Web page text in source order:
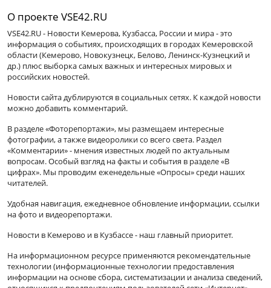
О проекте VSE42.RU
VSE42.RU - Новости Кемерова, Кузбасса, России и мира - это
информация о событиях, происходящих в городах Кемеровской
области (Кемерово, Новокузнецк, Белово, Ленинск-Кузнецкий и
др.) плюс выборка самых важных и интересных мировых и
российских новостей.
Новости сайта дублируются в социальных сетях. К каждой новости
можно добавить комментарий.
В разделе «Фоторепортажи», мы размещаем интересные
фотографии, а также видеоролики со всего света. Раздел
«Комментарии» - мнения известных людей по актуальным
вопросам. Особый взгляд на факты и события в разделе «В
цифрах». Мы проводим еженедельные «Опросы» среди наших
читателей.
Удобная навигация, ежедневное обновление информации, ссылки
на фото и видеорепортажи.
Новости в Кемерово и в Кузбассе - наш главный приоритет.
На информационном ресурсе применяются рекомендательные
технологии (информационные технологии предоставления
информации на основе сбора, систематизации и анализа сведений,